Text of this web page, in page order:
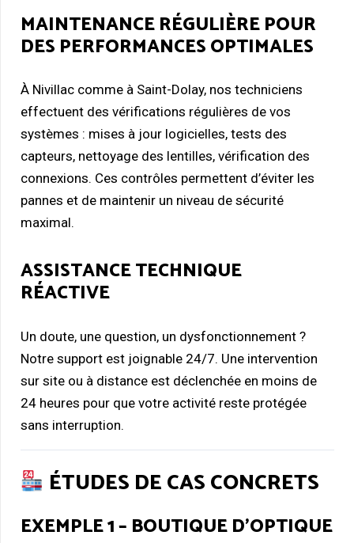
MAINTENANCE RÉGULIÈRE POUR
DES PERFORMANCES OPTIMALES
À Nivillac comme à Saint-Dolay, nos techniciens
effectuent des vérifications régulières de vos
systèmes : mises à jour logicielles, tests des
capteurs, nettoyage des lentilles, vérification des
connexions. Ces contrôles permettent d’éviter les
pannes et de maintenir un niveau de sécurité
maximal.
ASSISTANCE TECHNIQUE
RÉACTIVE
Un doute, une question, un dysfonctionnement ?
Notre support est joignable 24/7. Une intervention
sur site ou à distance est déclenchée en moins de
24 heures pour que votre activité reste protégée
sans interruption.
ÉTUDES DE CAS CONCRETS
EXEMPLE 1 – BOUTIQUE D’OPTIQUE